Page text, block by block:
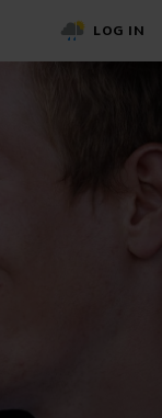
LOG IN